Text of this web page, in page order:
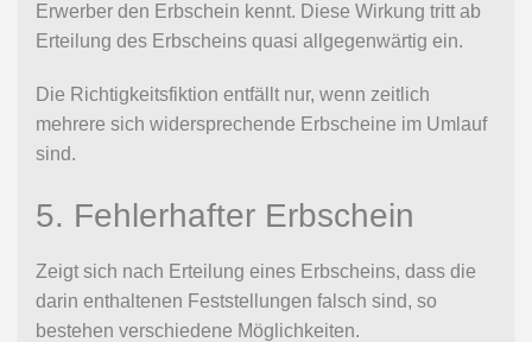
Erwerber den Erbschein kennt. Diese Wirkung tritt ab
Erteilung des Erbscheins quasi allgegenwärtig ein.
Die Richtigkeitsfiktion entfällt nur, wenn zeitlich
mehrere sich widersprechende Erbscheine im Umlauf
sind.
5. Fehlerhafter Erbschein
Zeigt sich nach Erteilung eines Erbscheins, dass die
darin enthaltenen Feststellungen falsch sind, so
bestehen verschiedene Möglichkeiten.